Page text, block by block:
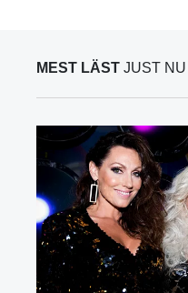
MEST LÄST JUST NU